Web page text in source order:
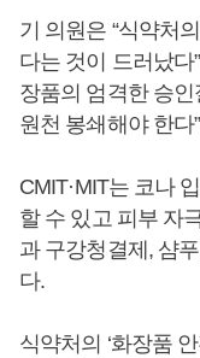
기 의원은 “식약처
다는 것이 드러났다
장품의 엄격한 승
원천 봉쇄해야 한다
CMIT·MIT는 코나
할 수 있고 피부 자
과 구강청결제, 샴
다.
식약처의 ‘화장품